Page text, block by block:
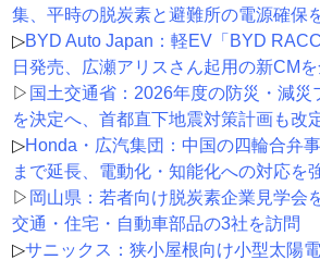
集、平時の脱炭素と避難所の電源確保
▷BYD Auto Japan：軽EV「BYD
日発売、広瀬アリスさん起用の新CM
▷ 国土交通省：2026年度の防災・減災
を決定へ、首都直下地震対策計画も改
▷Honda・広汽集団：中国の四輪合弁
まで延長、電動化・知能化への対応を
▷ 岡山県：若者向け脱炭素企業見学会
交通・住宅・自動車部品の3社を訪問
▷サニックス：狭小屋根向け小型太陽